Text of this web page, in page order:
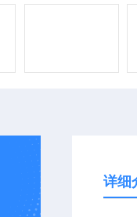
详细